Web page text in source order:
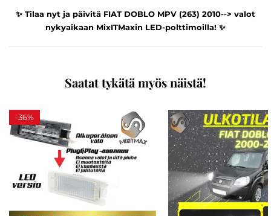
✨ Tilaa nyt ja päivitä FIAT DOBLO MPV (263) 2010--> valot
nykyaikaan MixITMaxin LED-polttimoilla! ✨
Saatat tykätä myös näistä!
-36%